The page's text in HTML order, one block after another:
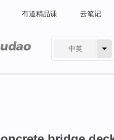
有道精品课 云笔记
中英